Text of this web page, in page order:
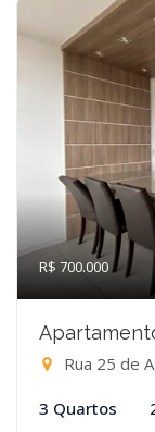
R$ 700.000
Rua 25 de
3 Quartos